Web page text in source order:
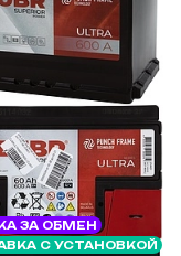
ЗА ОБМЕН
С УСТАНОВКОЙ